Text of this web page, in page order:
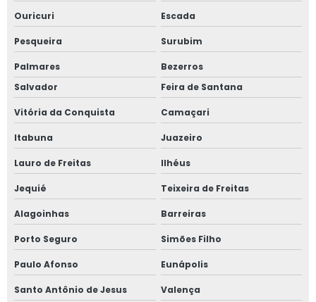
Ouricuri Escada
Pesqueira Surubim
Palmares
Bezerros
Salvador
Feira de Santana
Vitória da Conquista Camaçari
Itabuna Juazeiro
Lauro de Freitas Ilhéus
Jequié Teixeira de Freitas
Alagoinhas Barreiras
Porto Seguro Simões Filho
Paulo Afonso Eunápolis
Santo Antônio de Jesus Valença